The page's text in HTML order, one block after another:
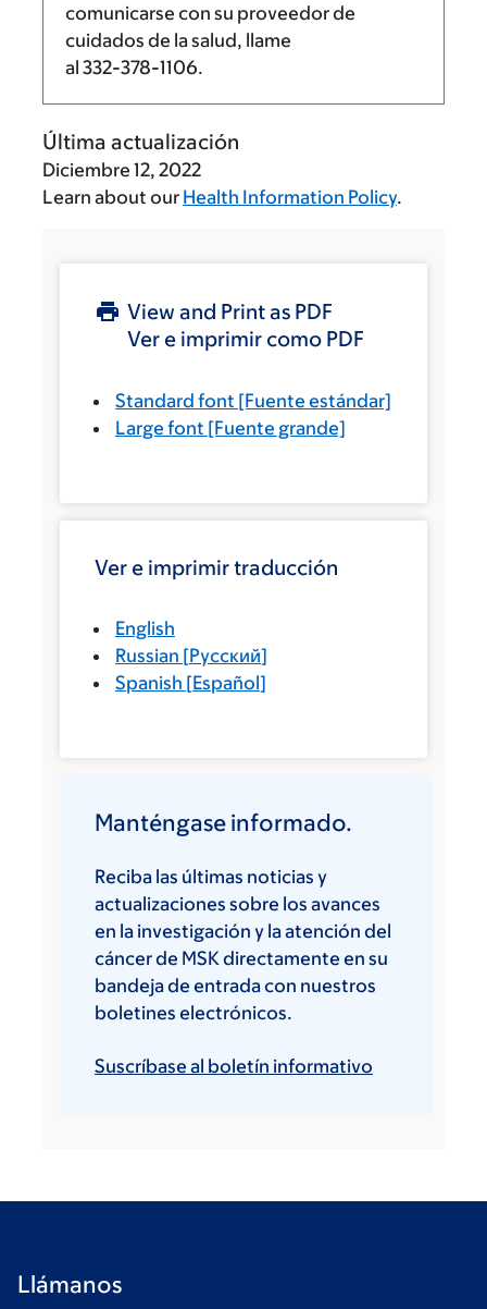
comunicarse con su proveedor de
cuidados de la salud, llame
al 332-378-1106.
Última actualización
Diciembre 12, 2022
Learn about our Health Information Policy.
View and Print as PDF
Ver e imprimir como PDF
Standard font [Fuente estándar]
Large font [Fuente grande]
Ver e imprimir traducción
English
Russian [Русский]
Spanish [Español]
Manténgase informado.
Reciba las últimas noticias y
actualizaciones sobre los avances
en la investigación y la atención del
cáncer de MSK directamente en su
bandeja de entrada con nuestros
boletines electrónicos.
Suscríbase al boletín informativo
Llámanos